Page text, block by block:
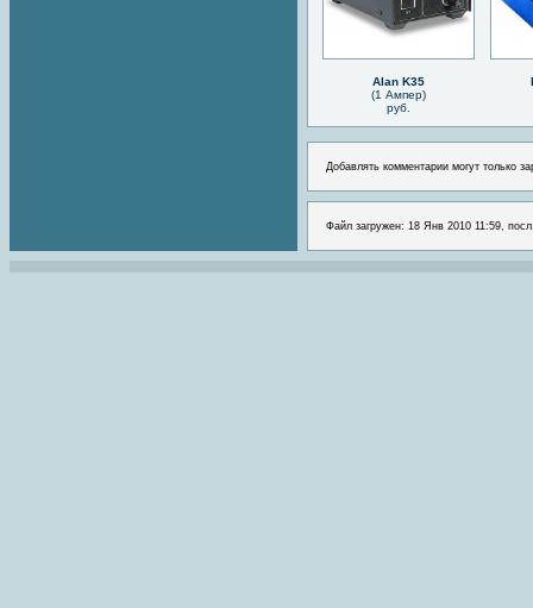
Alan K35
(1 Ампер)
руб.
Добавлять комментарии могут только
Файл загружен: 18 Янв 2010 11:59,